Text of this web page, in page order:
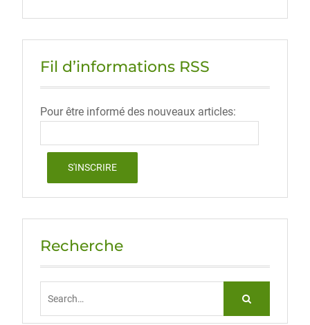
Fil d’informations RSS
Pour être informé des nouveaux articles:
Recherche